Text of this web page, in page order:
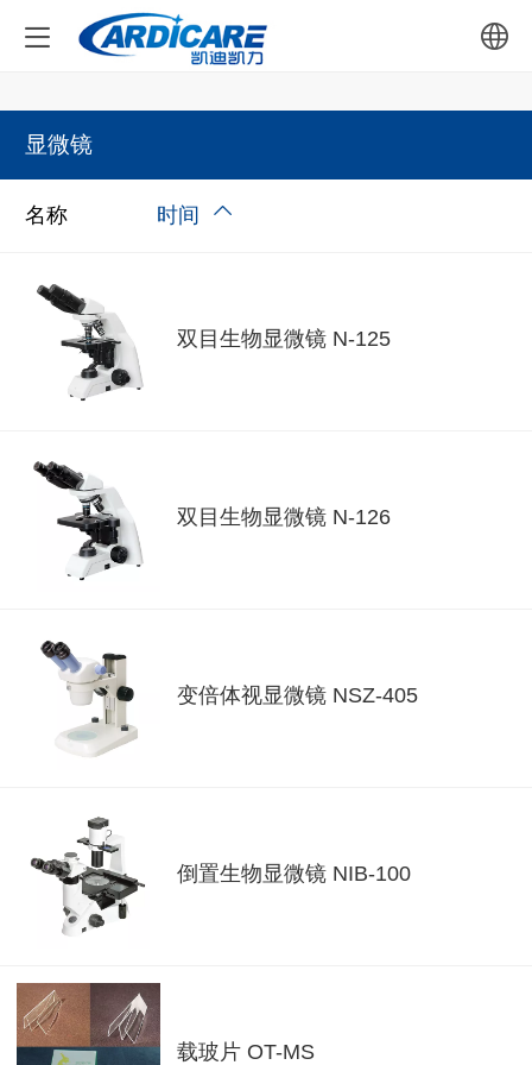
显微镜
名称 时间
双目生物显微镜 N-125
双目生物显微镜 N-126
变倍体视显微镜 NSZ-405
倒置生物显微镜 NIB-100
载玻片 OT-MS